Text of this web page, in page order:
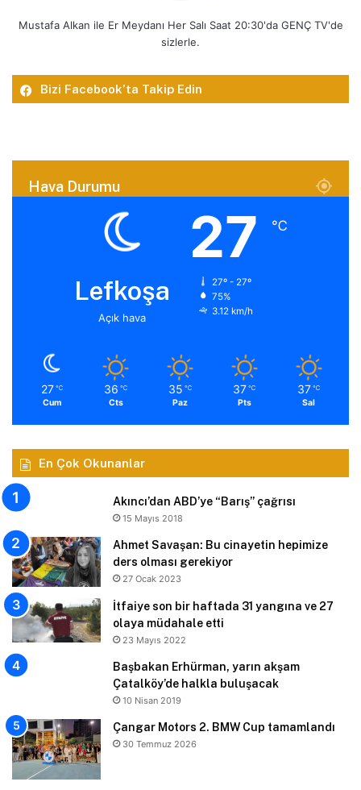
Mustafa Alkan ile Er Meydanı Her Salı Saat 20:30'da GENÇ TV'de
sizlerle.
Bizi Facebook’ta Takip Edin
Hava Durumu
Lefkoşa
Açık hava
27 ℃
27º - 27º
75%
3.12 km/h
27 ℃
Cum
36 ℃
Cts
35 ℃
Paz
37 ℃
Pts
37 ℃
Sal
En Çok Okunanlar
Akıncı’dan ABD’ye “Barış” çağrısı
15 Mayıs 2018
Ahmet Savaşan: Bu cinayetin hepimize
ders olması gerekiyor
27 Ocak 2023
İtfaiye son bir haftada 31 yangına ve 27
olaya müdahale etti
23 Mayıs 2022
Başbakan Erhürman, yarın akşam
Çatalköy’de halkla buluşacak
10 Nisan 2019
Çangar Motors 2. BMW Cup tamamlandı
30 Temmuz 2026